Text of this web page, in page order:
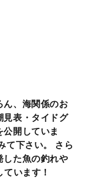
ん、海関係のお
見表・タイドグ
開していま
て下さい。 さら
した魚の釣れや
います！